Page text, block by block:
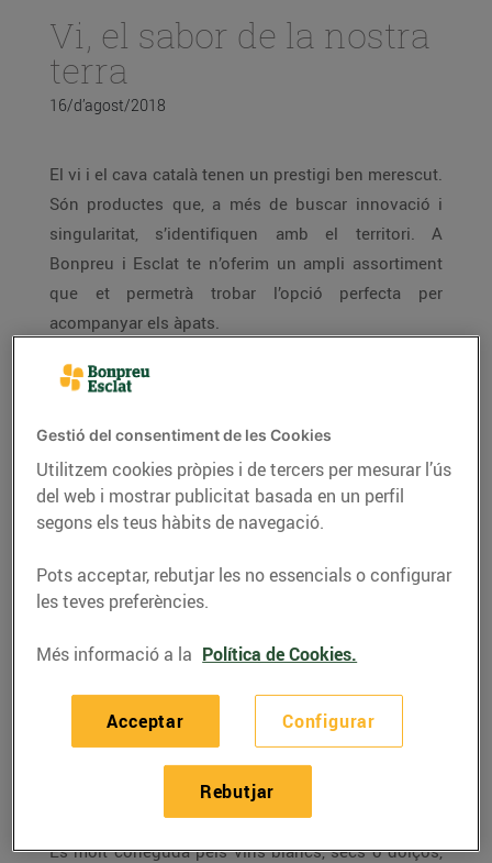
Vi, el sabor de la nostra
terra
16/d’agost/2018
El vi i el cava català tenen un prestigi ben merescut.
Són productes que, a més de buscar innovació i
singularitat, s’identifiquen amb el territori. A
Bonpreu i Esclat te n’oferim un ampli assortiment
que et permetrà trobar l’opció perfecta per
acompanyar els àpats.
12 denominacions d’origen
que ofereixen el millor vi
En qüestió de vins, Catalunya és un gran camp
viníferes com cap altra regió espanyola. Les
novetats sorgeixen en qualsevol de les 12
denominacions d’origen (DO). Veiem quines són:
És molt coneguda pels vins blancs, secs o dolços,
Gestió del consentiment de les Cookies
Utilitzem cookies pròpies i de tercers per mesurar l’ús
del web i mostrar publicitat basada en un perfil
segons els teus hàbits de navegació.
Pots acceptar, rebutjar les no essencials o configurar
les teves preferències.
Més informació a la Política de Cookies.
Configurar
Rebutjar
Acceptar